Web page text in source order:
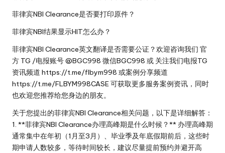
菲律宾NBI Clearance是否要打印原件？
菲律宾NBI结果显示HIT怎么办？
菲律宾NBI Clearance英文翻译是否需要公证？欢迎咨询我们 官
方 TG /电报账号 @BGC998 微信BGC998 或 关注我们电报TG
资讯频道 https://t.me/flbym998 或案例分享频道
https://t.me/FLBYM998CASE 可获取更多服务案例资讯，同时
也欢迎您推荐给您身边的朋友。
关于您提出的菲律宾NBI Clearance相关问题，以下是详细解答：
1. **菲律宾NBI Clearance办理高峰期是什么时候？** 办理高峰期
通常集中在年初（1月至3月）、毕业季及年底假期前后，这些时
期申请人数较多，等待时间较长，建议尽量提前预约并避开高